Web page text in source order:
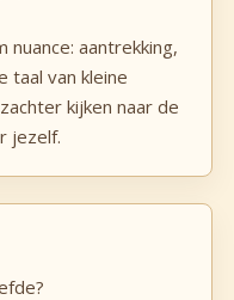
nuance: aantrekking,
taal van kleine
kijken naar de
jezelf.